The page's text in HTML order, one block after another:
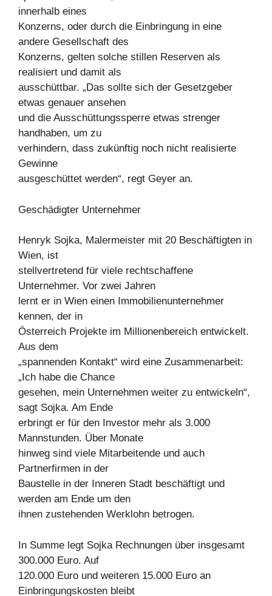
innerhalb eines
Konzerns, oder durch die Einbringung in eine
andere Gesellschaft des
Konzerns, gelten solche stillen Reserven als
realisiert und damit als
ausschüttbar. „Das sollte sich der Gesetzgeber
etwas genauer ansehen
und die Ausschüttungssperre etwas strenger
handhaben, um zu
verhindern, dass zukünftig noch nicht realisierte
Gewinne
ausgeschüttet werden“, regt Geyer an.
Geschädigter Unternehmer
Henryk Sojka, Malermeister mit 20 Beschäftigten in
Wien, ist
stellvertretend für viele rechtschaffene
Unternehmer. Vor zwei Jahren
lernt er in Wien einen Immobilienunternehmer
kennen, der in
Österreich Projekte im Millionenbereich entwickelt.
Aus dem
„spannenden Kontakt“ wird eine Zusammenarbeit:
„Ich habe die Chance
gesehen, mein Unternehmen weiter zu entwickeln“,
sagt Sojka. Am Ende
erbringt er für den Investor mehr als 3.000
Mannstunden. Über Monate
hinweg sind viele Mitarbeitende und auch
Partnerfirmen in der
Baustelle in der Inneren Stadt beschäftigt und
werden am Ende um den
ihnen zustehenden Werklohn betrogen.
In Summe legt Sojka Rechnungen über insgesamt
300.000 Euro. Auf
120.000 Euro und weiteren 15.000 Euro an
Einbringungskosten bleibt